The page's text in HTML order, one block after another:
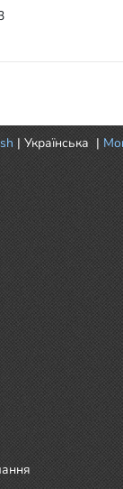
| Українська |